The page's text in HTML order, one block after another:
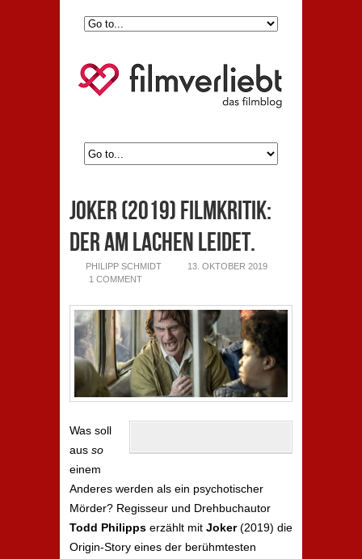
Joker (2019) Filmkritik:
Der am Lachen leidet.
PHILIPP SCHMIDT
13. OKTOBER 2019
1 COMMENT
Was soll
aus so
einem
Anderes werden als ein psychotischer
Mörder? Regisseur und Drehbuchautor
Todd Philipps erzählt mit Joker(2019) die
Origin-Story eines der berühmtesten